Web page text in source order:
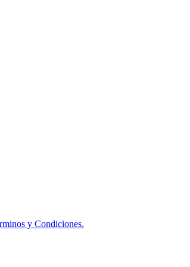
y Condiciones.